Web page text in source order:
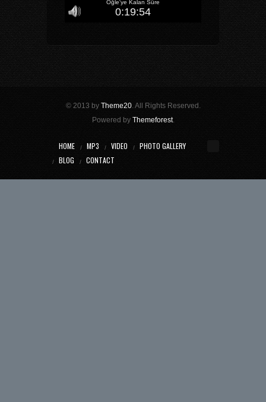
© 2013 by Theme20. All Rights Reserved.
Powered by Themeforest.
HOME MP3 VIDEO
PHOTO GALLERY
BLOG
CONTACT